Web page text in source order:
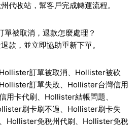
代收站，幫客戶完成轉運流程。
被取消，退款怎麼處理？
款，並立即協助重新下單。
Hollister訂單被取消、 Hollister被砍
Hollister訂單失敗、 Hollister台灣信用
用卡代刷、 Hollister結帳問題、
刷卡刷不過、 Hollister刷卡失
Hollister免稅州代刷、 Hollister免稅